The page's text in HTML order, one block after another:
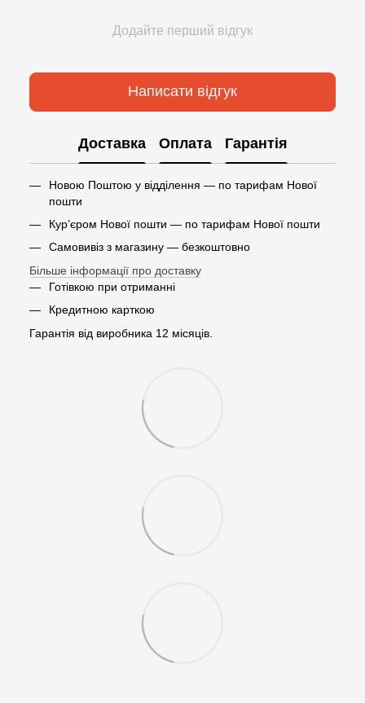
Додайте перший відгук
Написати відгук
Доставка Оплата Гарантія
Новою Поштою у відділення — по тарифам Нової
пошти
Кур’єром Нової пошти — по тарифам Нової пошти
Самовивіз з магазину — безкоштовно
Більше інформації про доставку
Готівкою при отриманні
Кредитною карткою
Гарантія від виробника 12 місяців.